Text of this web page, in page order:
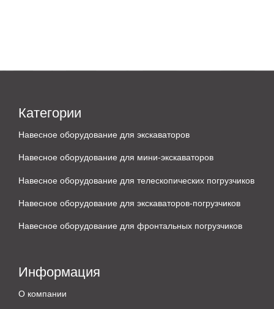
Категории
Навесное оборудование для экскаваторов
Навесное оборудование для мини-экскаваторов
Навесное оборудование для телескопических погрузчиков
Навесное оборудование для экскаваторов-погрузчиков
Навесное оборудование для фронтальных погрузчиков
Информация
О компании